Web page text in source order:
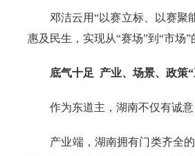
邓洁云用“以赛立标、以赛聚
惠及民生，实现从“赛场”到“市场”
底气十足 产业、场景、政策
作为东道主，湖南不仅有诚意
产业端，湖南拥有门类齐全